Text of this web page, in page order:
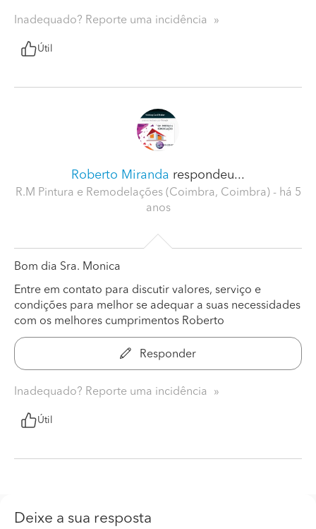
Inadequado? Reporte uma incidência
Útil
Roberto Miranda respondeu...
R.M Pintura e Remodelações (Coimbra, Coimbra) - há 5
anos
Bom dia Sra. Monica
Entre em contato para discutir valores, serviço e
condições para melhor se adequar a suas necessidades
com os melhores cumprimentos Roberto
Responder
Inadequado? Reporte uma incidência
Útil
Deixe a sua resposta